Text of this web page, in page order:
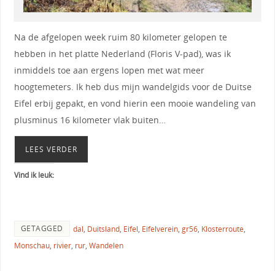
Na de afgelopen week ruim 80 kilometer gelopen te
hebben in het platte Nederland (Floris V-pad), was ik
inmiddels toe aan ergens lopen met wat meer
hoogtemeters. Ik heb dus mijn wandelgids voor de Duitse
Eifel erbij gepakt, en vond hierin een mooie wandeling van
plusminus 16 kilometer vlak buiten…
LEES VERDER
Vind ik leuk:
GETAGGED dal, Duitsland, Eifel, Eifelverein, gr56, Klosterroute,
Monschau, rivier, rur, Wandelen